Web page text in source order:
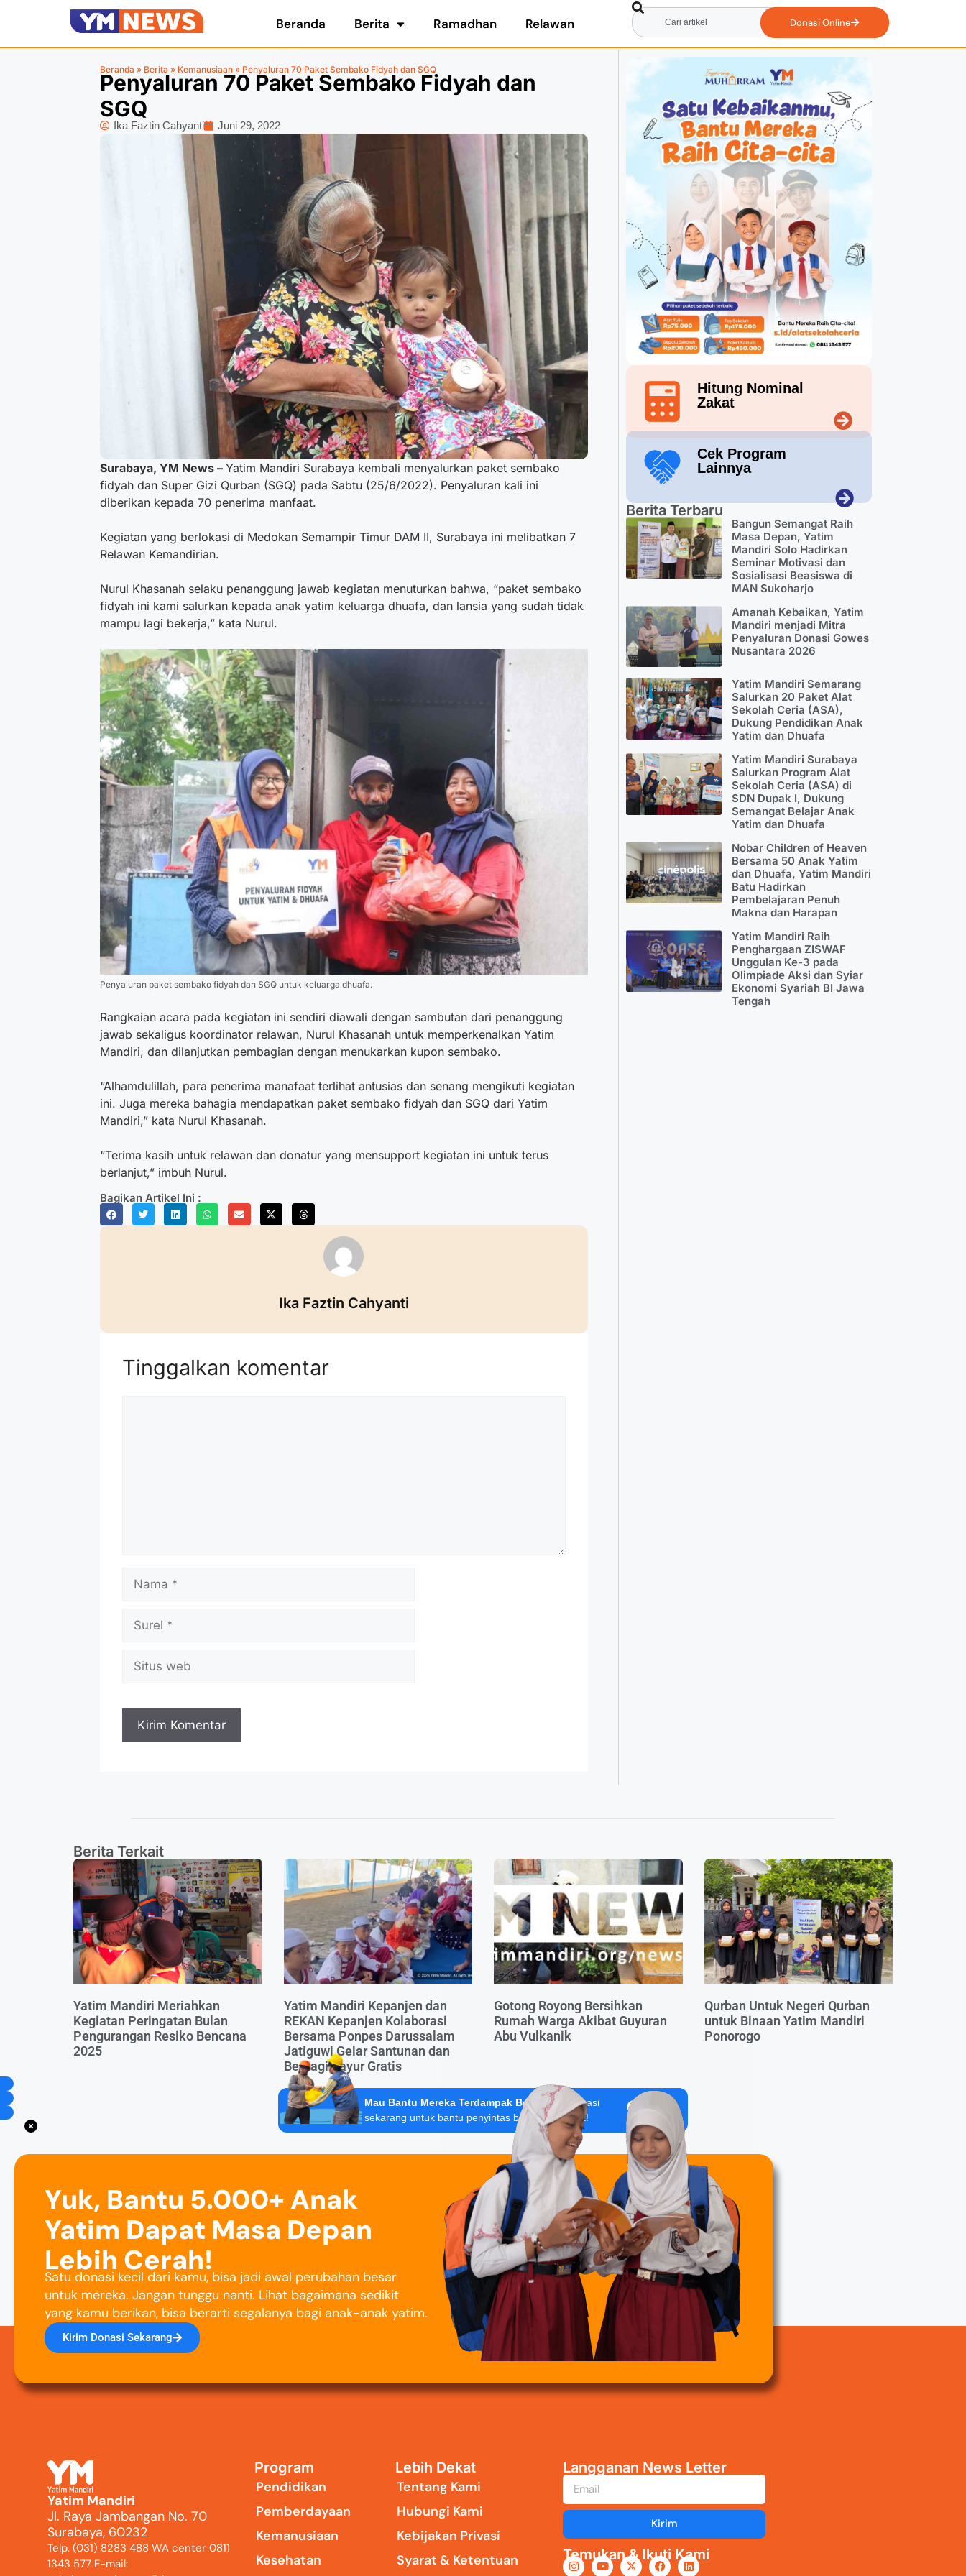
Beranda Berita Ramadhan Relawan Donasi Online
Beranda » Berita » Kemanusiaan » Penyaluran 70 Paket Sembako Fidyah dan SGQ
Penyaluran 70 Paket Sembako Fidyah dan
SGQ
Ika Faztin Cahyanti Juni 29, 2022
Surabaya, YM News – Yatim Mandiri Surabaya kembali menyalurkan paket sembako
fidyah dan Super Gizi Qurban (SGQ) pada Sabtu (25/6/2022). Penyaluran kali ini
diberikan kepada 70 penerima manfaat.
Kegiatan yang berlokasi di Medokan Semampir Timur DAM II, Surabaya ini melibatkan 7
Relawan Kemandirian.
Nurul Khasanah selaku penanggung jawab kegiatan menuturkan bahwa, “paket sembako
fidyah ini kami salurkan kepada anak yatim keluarga dhuafa, dan lansia yang sudah tidak
mampu lagi bekerja,” kata Nurul.
Penyaluran paket sembako fidyah dan SGQ untuk keluarga dhuafa.
Rangkaian acara pada kegiatan ini sendiri diawali dengan sambutan dari penanggung
jawab sekaligus koordinator relawan, Nurul Khasanah untuk memperkenalkan Yatim
Mandiri, dan dilanjutkan pembagian dengan menukarkan kupon sembako.
“Alhamdulillah, para penerima manafaat terlihat antusias dan senang mengikuti kegiatan
ini. Juga mereka bahagia mendapatkan paket sembako fidyah dan SGQ dari Yatim
Mandiri,” kata Nurul Khasanah.
“Terima kasih untuk relawan dan donatur yang mensupport kegiatan ini untuk terus
berlanjut,” imbuh Nurul.
Bagikan Artikel Ini :
Ika Faztin Cahyanti
Tinggalkan komentar
Hitung Nominal
Zakat
Cek Program
Lainnya
Berita Terbaru
Bangun Semangat Raih
Masa Depan, Yatim
Mandiri Solo Hadirkan
Seminar Motivasi dan
Sosialisasi Beasiswa di
MAN Sukoharjo
Amanah Kebaikan, Yatim
Mandiri menjadi Mitra
Penyaluran Donasi Gowes
Nusantara 2026
Yatim Mandiri Semarang
Salurkan 20 Paket Alat
Sekolah Ceria (ASA),
Dukung Pendidikan Anak
Yatim dan Dhuafa
Yatim Mandiri Surabaya
Salurkan Program Alat
Sekolah Ceria (ASA) di
SDN Dupak I, Dukung
Semangat Belajar Anak
Yatim dan Dhuafa
Nobar Children of Heaven
Bersama 50 Anak Yatim
dan Dhuafa, Yatim Mandiri
Batu Hadirkan
Pembelajaran Penuh
Makna dan Harapan
Yatim Mandiri Raih
Penghargaan ZISWAF
Unggulan Ke-3 pada
Olimpiade Aksi dan Syiar
Ekonomi Syariah BI Jawa
Tengah
Berita Terkait
Yatim Mandiri Meriahkan
Kegiatan Peringatan Bulan
Pengurangan Resiko Bencana
2025
Yatim Mandiri Kepanjen dan
REKAN Kepanjen Kolaborasi
Bersama Ponpes Darussalam
Jatiguwi Gelar Santunan dan
Berbagi Sayur Gratis
Gotong Royong Bersihkan
Rumah Warga Akibat Guyuran
Abu Vulkanik
Qurban Untuk Negeri Qurban
untuk Binaan Yatim Mandiri
Ponorogo
Mau Bantu Mereka Terdampak Bencana?
Donasi
sekarang untuk bantu penyintas banjir Sumatera!
Yuk, Bantu 5.000+ Anak
Yatim Dapat Masa Depan
Lebih Cerah!
Satu donasi kecil dari kamu, bisa jadi awal perubahan besar
untuk mereka. Jangan tunggu nanti. Lihat bagaimana sedikit
yang kamu berikan, bisa berarti segalanya bagi anak-anak yatim.
Kirim Donasi Sekarang
Yatim Mandiri
Jl. Raya Jambangan No. 70
Surabaya, 60232
Telp. (031) 8283 488 WA center 0811
1343 577 E-mail:
Program
Pendidikan
Pemberdayaan
Kemanusiaan
Kesehatan
Lebih Dekat
Tentang Kami
Hubungi Kami
Kebijakan Privasi
Syarat & Ketentuan
Langganan News Letter
Kirim
Temukan & Ikuti Kami